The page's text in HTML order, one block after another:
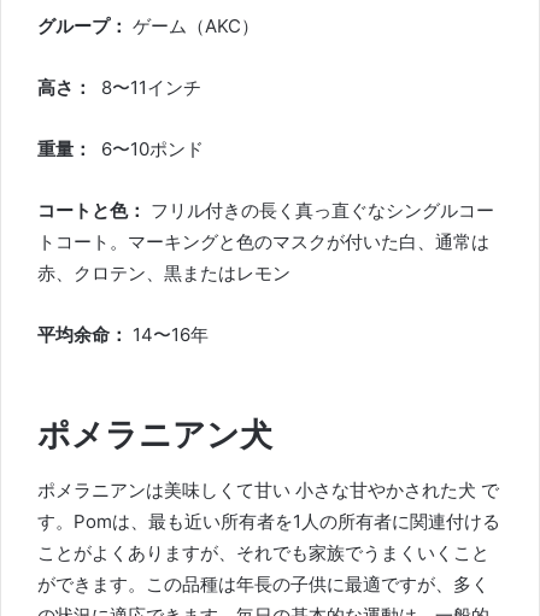
グループ： ゲーム（AKC）
高さ： 8〜11インチ
重量： 6〜10ポンド
コートと色： フリル付きの長く真っ直ぐなシングルコー
トコート。マーキングと色のマスクが付いた白、通常は
赤、クロテン、黒またはレモン
平均余命： 14〜16年
ポメラニアン犬
ポメラニアンは美味しくて甘い 小さな甘やかされた犬 で
す。Pomは、最も近い所有者を1人の所有者に関連付ける
ことがよくありますが、それでも家族でうまくいくこと
ができます。この品種は年長の子供に最適ですが、多く